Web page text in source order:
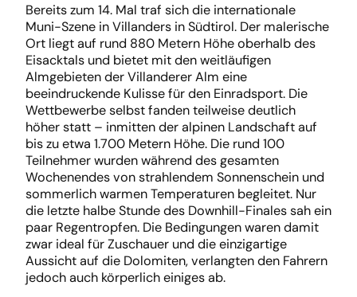
Bereits zum 14. Mal traf sich die internationale
Muni-Szene in Villanders in Südtirol. Der malerische
Ort liegt auf rund 880 Metern Höhe oberhalb des
Eisacktals und bietet mit den weitläufigen
Almgebieten der Villanderer Alm eine
beeindruckende Kulisse für den Einradsport. Die
Wettbewerbe selbst fanden teilweise deutlich
höher statt – inmitten der alpinen Landschaft auf
bis zu etwa 1.700 Metern Höhe. Die rund 100
Teilnehmer wurden während des gesamten
Wochenendes von strahlendem Sonnenschein und
sommerlich warmen Temperaturen begleitet. Nur
die letzte halbe Stunde des Downhill-Finales sah ein
paar Regentropfen. Die Bedingungen waren damit
zwar ideal für Zuschauer und die einzigartige
Aussicht auf die Dolomiten, verlangten den Fahrern
jedoch auch körperlich einiges ab.